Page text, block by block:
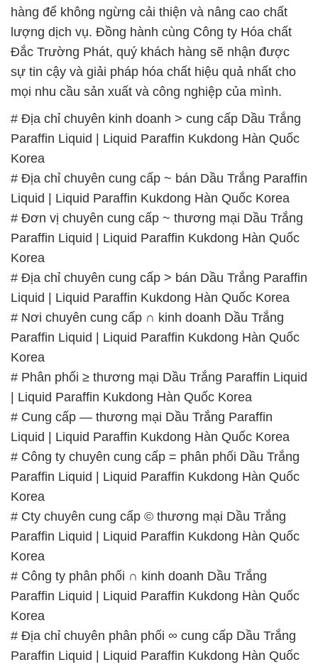
hàng để không ngừng cải thiện và nâng cao chất
lượng dịch vụ. Đồng hành cùng Công ty Hóa chất
Đắc Trường Phát, quý khách hàng sẽ nhận được
sự tin cậy và giải pháp hóa chất hiệu quả nhất cho
mọi nhu cầu sản xuất và công nghiệp của mình.
# Địa chỉ chuyên kinh doanh > cung cấp Dầu Trắng
Paraffin Liquid | Liquid Paraffin Kukdong Hàn Quốc
Korea
# Địa chỉ chuyên cung cấp ~ bán Dầu Trắng Paraffin
Liquid | Liquid Paraffin Kukdong Hàn Quốc Korea
# Đơn vị chuyên cung cấp ~ thương mại Dầu Trắng
Paraffin Liquid | Liquid Paraffin Kukdong Hàn Quốc
Korea
# Địa chỉ chuyên cung cấp > bán Dầu Trắng Paraffin
Liquid | Liquid Paraffin Kukdong Hàn Quốc Korea
# Nơi chuyên cung cấp ∩ kinh doanh Dầu Trắng
Paraffin Liquid | Liquid Paraffin Kukdong Hàn Quốc
Korea
# Phân phối ≥ thương mại Dầu Trắng Paraffin Liquid
| Liquid Paraffin Kukdong Hàn Quốc Korea
# Cung cấp — thương mại Dầu Trắng Paraffin
Liquid | Liquid Paraffin Kukdong Hàn Quốc Korea
# Công ty chuyên cung cấp = phân phối Dầu Trắng
Paraffin Liquid | Liquid Paraffin Kukdong Hàn Quốc
Korea
# Cty chuyên cung cấp © thương mại Dầu Trắng
Paraffin Liquid | Liquid Paraffin Kukdong Hàn Quốc
Korea
# Công ty phân phối ∩ kinh doanh Dầu Trắng
Paraffin Liquid | Liquid Paraffin Kukdong Hàn Quốc
Korea
# Địa chỉ chuyên phân phối ∞ cung cấp Dầu Trắng
Paraffin Liquid | Liquid Paraffin Kukdong Hàn Quốc